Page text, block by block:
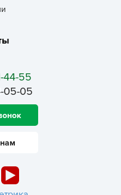
44-55
05-05